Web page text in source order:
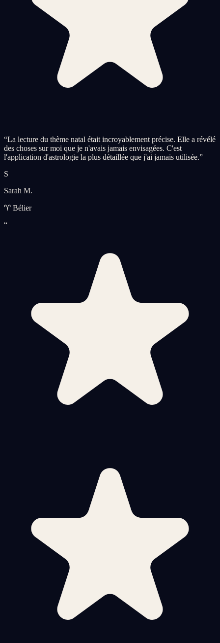
“La lecture du thème natal était incroyablement précise. Elle a révélé
des choses sur moi que je n'avais jamais envisagées. C'est
l'application d'astrologie la plus détaillée que j'ai jamais utilisée.”
S
Sarah M.
♈ Bélier
“